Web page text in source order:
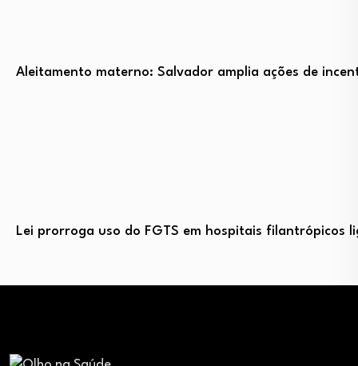
Aleitamento materno: Salvador amplia ações de
Lei prorroga uso do FGTS em hospitais filantrópicos